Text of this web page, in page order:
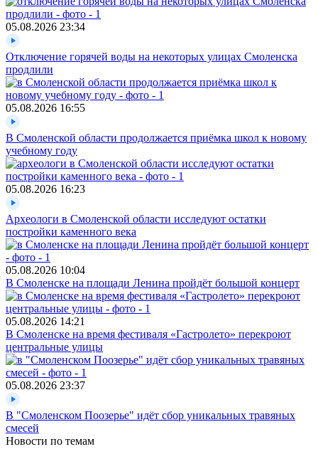
05.08.2026 23:34
Отключение горячей воды на некоторых улицах Смоленска
продлили
05.08.2026 16:55
В Смоленской области продолжается приёмка школ к новому
учебному году
05.08.2026 16:23
Археологи в Смоленской области исследуют остатки
постройки каменного века
05.08.2026 10:04
В Смоленске на площади Ленина пройдёт большой концерт
05.08.2026 14:21
В Смоленске на время фестиваля «Гастролето» перекроют
центральные улицы
05.08.2026 23:37
В "Смоленском Поозерье" идёт сбор уникальных травяных
смесей
Новости по темам